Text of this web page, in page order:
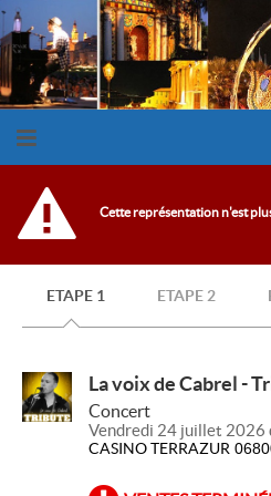
Retour
l'accueil
Retour
au site
Cette représentation n'est
ETAPE 1 ETAPE 2
La voix de Cabrel -
Concert
Vendredi 24 juillet 2026
CASINO TERRAZUR